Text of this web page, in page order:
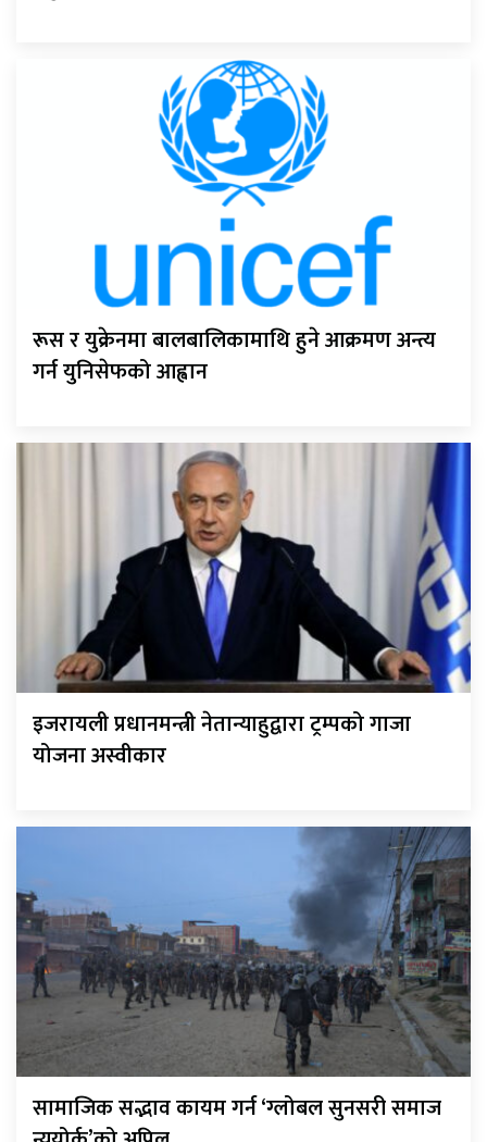
रूस र युक्रेनमा बालबालिकामाथि हुने आक्रमण अन्त्य
गर्न युनिसेफको आह्वान
इजरायली प्रधानमन्त्री नेतान्याहुद्वारा ट्रम्पको गाजा
योजना अस्वीकार
सामाजिक सद्भाव कायम गर्न ‘ग्लोबल सुनसरी समाज